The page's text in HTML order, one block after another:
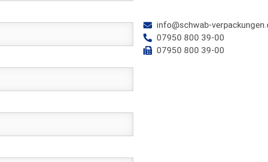
info@schwab-
07950 800 39-00
07950 800 39-00